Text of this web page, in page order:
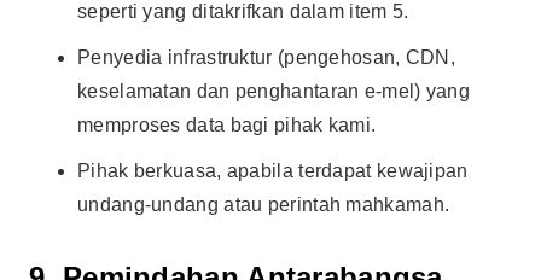
seperti yang ditakrifkan dalam item 5.
Penyedia infrastruktur (pengehosan, CDN,
keselamatan dan penghantaran e-mel) yang
memproses data bagi pihak kami.
Pihak berkuasa, apabila terdapat kewajipan
undang-undang atau perintah mahkamah.